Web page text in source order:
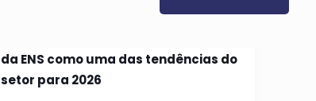
da ENS como uma das tendências do
setor para 2026